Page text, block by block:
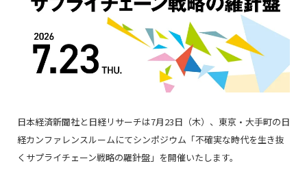
日本経済新聞社と日経リサーチは7月23日（木）、東京・大手町の日
経カンファレンスルームにてシンポジウム「不確実な時代を生き抜
くサプライチェーン戦略の羅針盤」を開催いたします。